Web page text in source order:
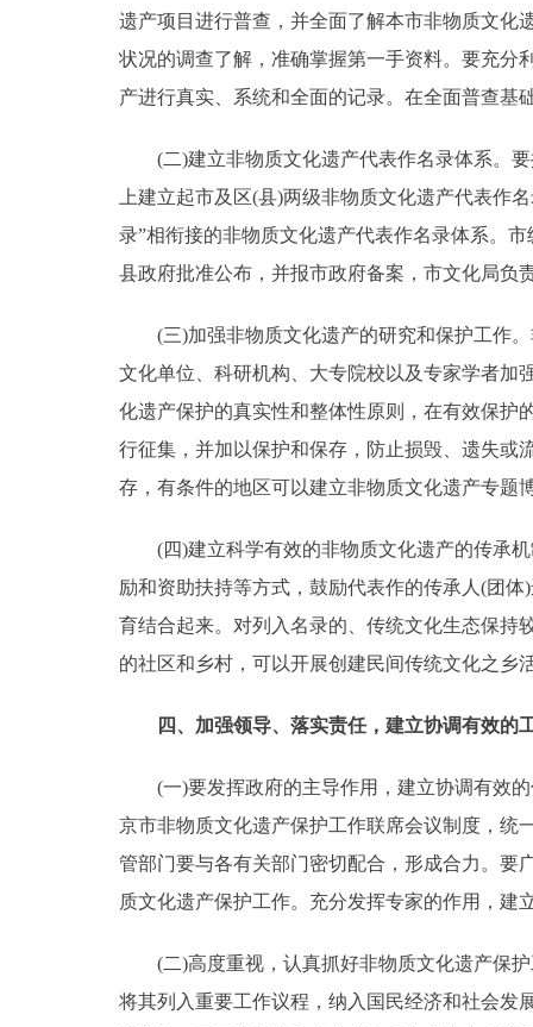
遗产项目进行普查，并全面了解本市非物质文化
状况的调查了解，准确掌握第一手资料。要充分
产进行真实、系统和全面的记录。在全面普查基
(二)建立非物质文化遗产代表作名录体系。要
上建立起市及区(县)两级非物质文化遗产代表作
录”相衔接的非物质文化遗产代表作名录体系。
县政府批准公布，并报市政府备案，市文化局负
(三)加强非物质文化遗产的研究和保护工作。
文化单位、科研机构、大专院校以及专家学者加
化遗产保护的真实性和整体性原则，在有效保护
行征集，并加以保护和保存，防止损毁、遗失或
存，有条件的地区可以建立非物质文化遗产专题
(四)建立科学有效的非物质文化遗产的传承机
励和资助扶持等方式，鼓励代表作的传承人(团
育结合起来。对列入名录的、传统文化生态保持
的社区和乡村，可以开展创建民间传统文化之乡
四、加强领导、落实责任，建立协调有
(一)要发挥政府的主导作用，建立协调有效的
京市非物质文化遗产保护工作联席会议制度，统
管部门要与各有关部门密切配合，形成合力。要
质文化遗产保护工作。充分发挥专家的作用，建
(二)高度重视，认真抓好非物质文化遗产保护
将其列入重要工作议程，纳入国民经济和社会发